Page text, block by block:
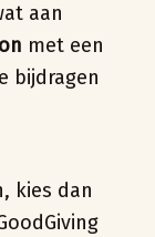
aan
met een
bijdragen
kies dan